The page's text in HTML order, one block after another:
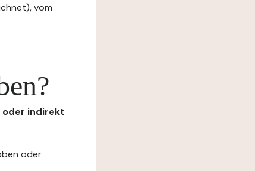
vom
oder indirekt
oder